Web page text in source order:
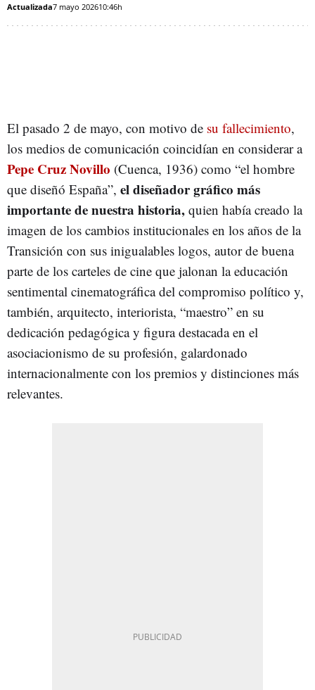
Actualizada7 mayo 202610:46h
El pasado 2 de mayo, con motivo de su fallecimiento,
los medios de comunicación coincidían en considerar a
Pepe Cruz Novillo (Cuenca, 1936) como “el hombre
que diseñó España”, el diseñador gráfico más
importante de nuestra historia, quien había creado la
imagen de los cambios institucionales en los años de la
Transición con sus inigualables logos, autor de buena
parte de los carteles de cine que jalonan la educación
sentimental cinematográfica del compromiso político y,
también, arquitecto, interiorista, “maestro” en su
dedicación pedagógica y figura destacada en el
asociacionismo de su profesión, galardonado
internacionalmente con los premios y distinciones más
relevantes.